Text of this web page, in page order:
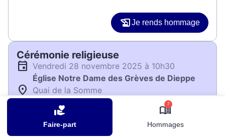
Faire-part
7
Hommages
Je rends hommage
Cérémonie religieuse
vendredi 28 novembre 2025 à 10h30
Église Notre Dame des Grèves de Dieppe
Quai de la Somme